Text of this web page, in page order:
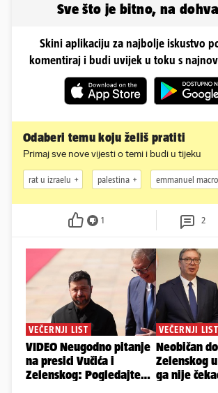
Sve što je bitno, na
Skini aplikaciju za najbolje iskustvo
komentiraj i budi uvijek u toku s
Odaberi temu koju želiš pratiti
Primaj sve nove vijesti o temi i budi u tijeku
rat u izraelu palestina emmanuel
1 2